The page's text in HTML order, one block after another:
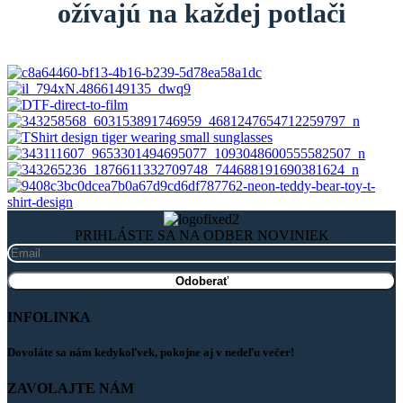
ožívajú na každej potlači
PRIHLÁSTE SA NA ODBER NOVINIEK
INFOLINKA
Dovoláte sa nám kedykoľvek, pokojne aj v nedeľu večer!
ZAVOLAJTE NÁM